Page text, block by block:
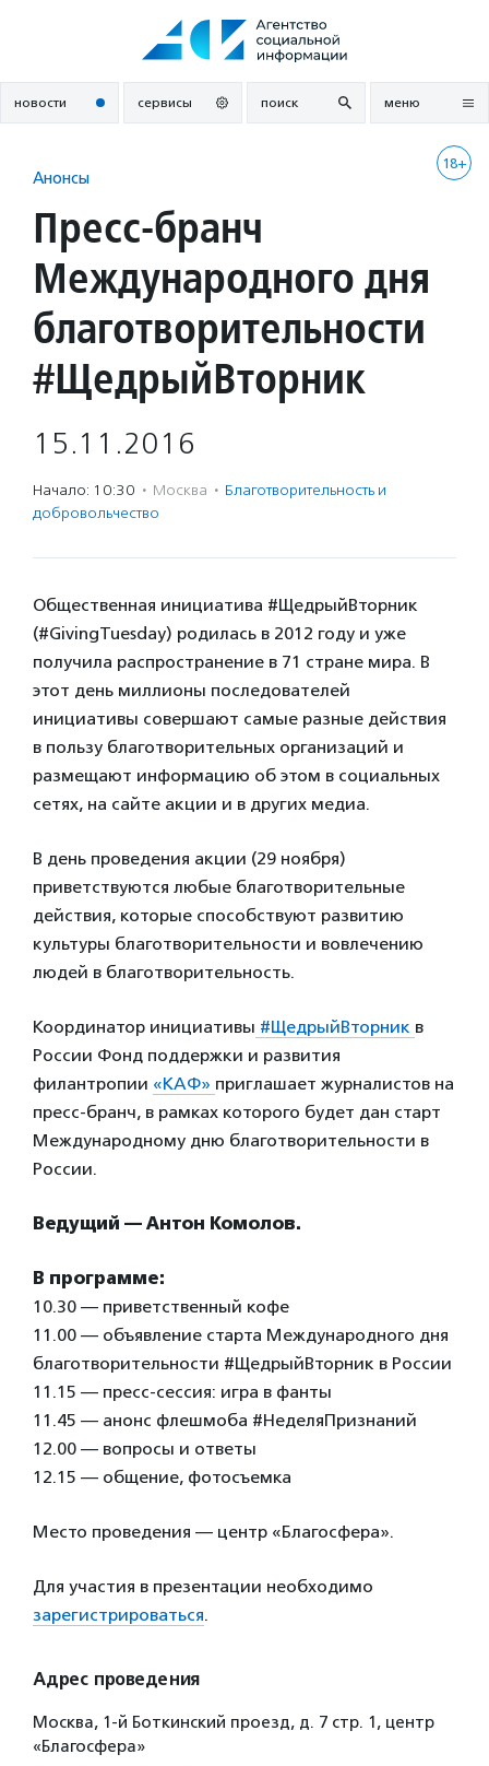
новости сервисы поиск меню
18+
Анонсы
Пресс-бранч
Международного дня
благотворительности
#ЩедрыйВторник
15.11.2016
Начало: 10:30 · Москва · Благотвори­тель­ность и
доброволь­чест­во
Общественная инициатива #ЩедрыйВторник
(#GivingTuesday) родилась в 2012 году и уже
получила распространение в 71 стране мира. В
этот день миллионы последователей
инициативы совершают самые разные действия
в пользу благотворительных организаций и
размещают информацию об этом в социальных
сетях, на сайте акции и в других медиа.
В день проведения акции (29 ноября)
приветствуются любые благотворительные
действия, которые способствуют развитию
культуры благотворительности и вовлечению
людей в благотворительность.
Координатор инициативы #ЩедрыйВторник в
России Фонд поддержки и развития
филантропии «КАФ» приглашает журналистов на
пресс-бранч, в рамках которого будет дан старт
Международному дню благотворительности в
России.
Ведущий — Антон Комолов.
В программе:
10.30 — приветственный кофе
11.00 — объявление старта Международного дня
благотворительности #ЩедрыйВторник в России
11.15 — пресс-сессия: игра в фанты
11.45 — анонс флешмоба #НеделяПризнаний
12.00 — вопросы и ответы
12.15 — общение, фотосъемка
Место проведения — центр «Благосфера».
Для участия в презентации необходимо
зарегистрироваться.
Адрес проведения
Москва, 1-й Боткинский проезд, д. 7 стр. 1, центр
«Благосфера»